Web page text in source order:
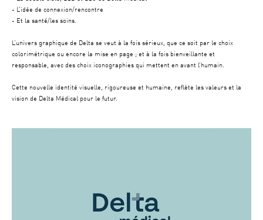
- L’idée de connexion/rencontre
- Et la santé/les soins.
L’univers graphique de Delta se veut à la fois sérieux, que ce soit par le choix
colorimétrique ou encore la mise en page ; et à la fois bienveillante et
responsable, avec des choix iconographies qui mettent en avant l’humain.
Cette nouvelle identité visuelle, rigoureuse et humaine, reflète les valeurs et la
vision de Delta Médical pour le futur.